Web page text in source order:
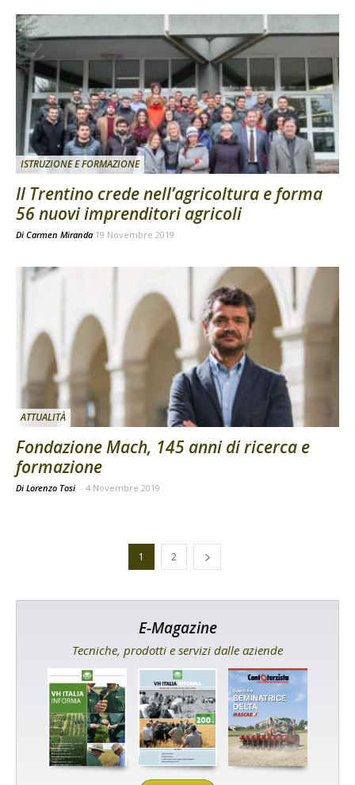
ISTRUZIONE E FORMAZIONE
Il Trentino crede nell’agricoltura e forma
56 nuovi imprenditori agricoli
Di Carmen Miranda 19 Novembre 2019
ATTUALITÀ
Fondazione Mach, 145 anni di ricerca e
formazione
Di Lorenzo Tosi - 4 Novembre 2019
1 2
E-Magazine
Tecniche, prodotti e servizi dalle aziende